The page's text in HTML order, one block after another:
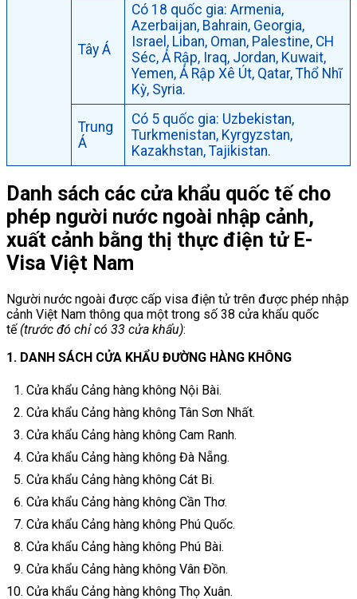
Tây Á
Có 18 quốc gia: Armenia,
Azerbaijan, Bahrain, Georgia,
Israel, Liban, Oman, Palestine, CH
Séc, Ả Rập, Iraq, Jordan, Kuwait,
Yemen, Ả Rập Xê Út, Qatar, Thổ Nhĩ
Kỳ, Syria.
Trung
Á
Có 5 quốc gia: Uzbekistan,
Turkmenistan, Kyrgyzstan,
Kazakhstan, Tajikistan.
Danh sách các cửa khẩu quốc tế cho
phép người nước ngoài nhập cảnh,
xuất cảnh bằng thị thực điện tử E-
Visa Việt Nam
Người nước ngoài được cấp visa điện tử trên được phép nhập
cảnh Việt Nam thông qua một trong số 38 cửa khẩu quốc
tế (trước đó chỉ có 33 cửa khẩu):
1. DANH SÁCH CỬA KHẨU ĐƯỜNG HÀNG KHÔNG
Cửa khẩu Cảng hàng không Nội Bài.
Cửa khẩu Cảng hàng không Tân Sơn Nhất.
Cửa khẩu Cảng hàng không Cam Ranh.
Cửa khẩu Cảng hàng không Đà Nẵng.
Cửa khẩu Cảng hàng không Cát Bi.
Cửa khẩu Cảng hàng không Cần Thơ.
Cửa khẩu Cảng hàng không Phú Quốc.
Cửa khẩu Cảng hàng không Phú Bài.
Cửa khẩu Cảng hàng không Vân Đồn.
Cửa khẩu Cảng hàng không Thọ Xuân.